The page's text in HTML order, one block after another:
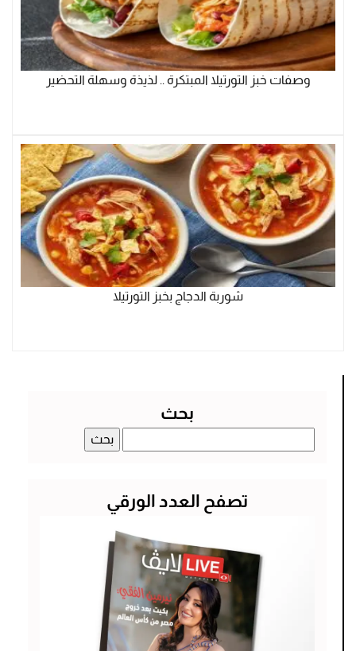
وصفات خبز التورتيلا المبتكرة .. لذيذة وسهلة التحضير
شوربة الدجاج بخبز التورتيلا
بحث
عن:
تصفح العدد الورقي